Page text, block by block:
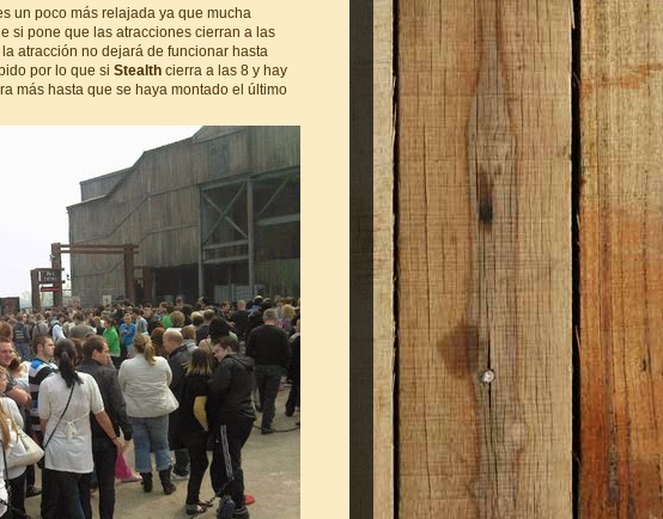
un poco más relajada ya que mucha
si pone que las atracciones cierran a las
atracción no dejará de funcionar hasta
por lo que si Stealth cierra a las 8 y hay
más hasta que se haya montado el último